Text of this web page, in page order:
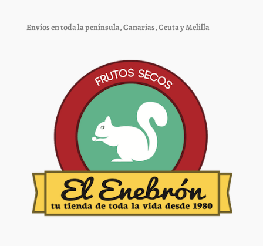
elegir
página
de
Envíos en toda la península, Canarias, Ceuta y Melilla